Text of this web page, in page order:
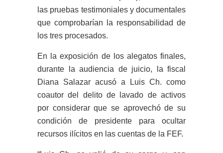
las pruebas testimoniales y documentales
que comprobarían la responsabilidad de
los tres procesados.
En la exposición de los alegatos finales,
durante la audiencia de juicio, la fiscal
Diana Salazar acusó a Luis Ch. como
coautor del delito de lavado de activos
por considerar que se aprovechó de su
condición de presidente para ocultar
recursos ilícitos en las cuentas de la FEF.